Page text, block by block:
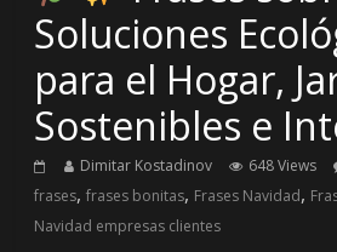
Soluciones
para el Hogar,
Sostenibles e
Dimitar Kostadinov 648 Views
frases,frases bonitas, Frases Navidad,
Navidad empresas clientes